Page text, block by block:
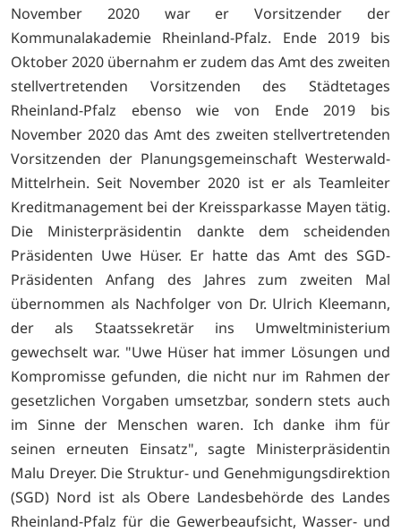
November 2020 war er Vorsitzender der
Kommunalakademie Rheinland-Pfalz. Ende 2019 bis
Oktober 2020 übernahm er zudem das Amt des zweiten
stellvertretenden Vorsitzenden des Städtetages
Rheinland-Pfalz ebenso wie von Ende 2019 bis
November 2020 das Amt des zweiten stellvertretenden
Vorsitzenden der Planungsgemeinschaft Westerwald-
Mittelrhein. Seit November 2020 ist er als Teamleiter
Kreditmanagement bei der Kreissparkasse Mayen tätig.
Die Ministerpräsidentin dankte dem scheidenden
Präsidenten Uwe Hüser. Er hatte das Amt des SGD-
Präsidenten Anfang des Jahres zum zweiten Mal
übernommen als Nachfolger von Dr. Ulrich Kleemann,
der als Staatssekretär ins Umweltministerium
gewechselt war. "Uwe Hüser hat immer Lösungen und
Kompromisse gefunden, die nicht nur im Rahmen der
gesetzlichen Vorgaben umsetzbar, sondern stets auch
im Sinne der Menschen waren. Ich danke ihm für
seinen erneuten Einsatz", sagte Ministerpräsidentin
Malu Dreyer. Die Struktur- und Genehmigungsdirektion
(SGD) Nord ist als Obere Landesbehörde des Landes
Rheinland-Pfalz für die Gewerbeaufsicht, Wasser- und